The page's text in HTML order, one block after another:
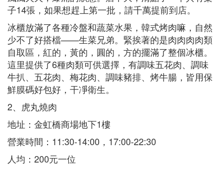
子14張，如果想趕上第一批，請千萬提前到店。
冰櫃放滿了各種冷盤和蔬菜水果，韓式烤肉嘛，自然
少不了好搭檔——生菜兄弟。緊挨著的是肉肉肉肉類
自取區，紅的，黃的，圓的，方的擺滿了整個冰櫃。
這里提供了6種肉類可供選擇，有調味五花肉、調味
牛扒、五花肉、梅花肉、調味豬排、烤牛腸，皆用保
鮮膜碼好包好，干凈衛生。
2、虎丸燒肉
地址：金虹橋商場地下1樓
營業時間：11:30-14:00，17:00-22:30
人均：200元一位